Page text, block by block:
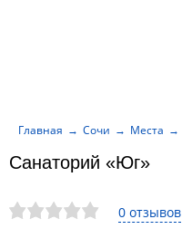
0 отзывов
Санаторий «Юг»
Главная Сочи Места